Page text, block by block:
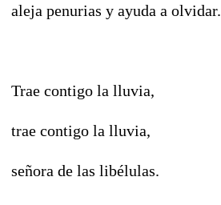
aleja penurias y ayuda a olvidar.
Trae contigo la lluvia,
trae contigo la lluvia,
señora de las libélulas.